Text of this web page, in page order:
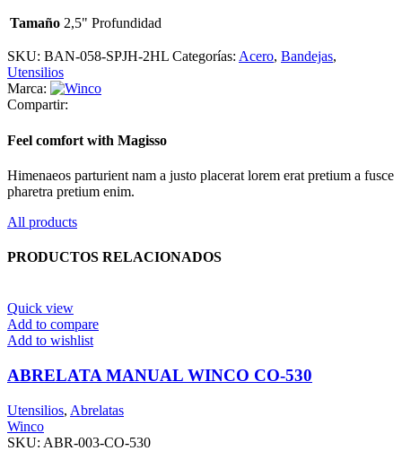
Tamaño 2,5" Profundidad
SKU: BAN-058-SPJH-2HL Categorías: Acero, Bandejas,
Utensilios
Marca:
Compartir:
Feel comfort with Magisso
Himenaeos parturient nam a justo placerat lorem erat pretium a fusce
pharetra pretium enim.
All products
PRODUCTOS RELACIONADOS
Quick view
Add to compare
Add to wishlist
ABRELATA MANUAL WINCO CO-530
Utensilios, Abrelatas
Winco
SKU: ABR-003-CO-530